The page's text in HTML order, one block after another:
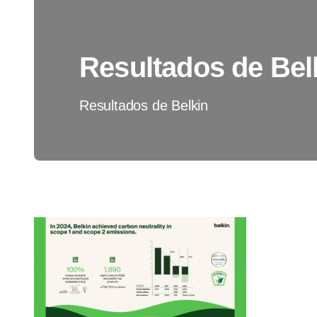
Resultados de
Resultados de Belkin